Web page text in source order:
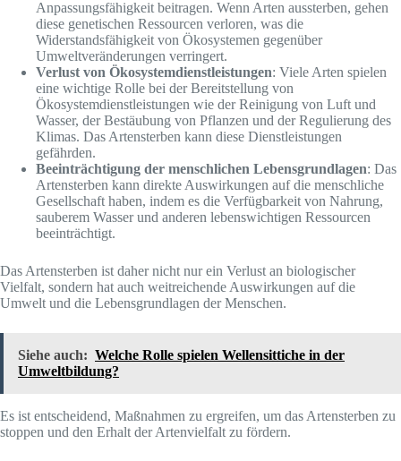
Anpassungsfähigkeit beitragen. Wenn Arten aussterben, gehen
diese genetischen Ressourcen verloren, was die
Widerstandsfähigkeit von Ökosystemen gegenüber
Umweltveränderungen verringert.
Verlust von Ökosystemdienstleistungen: Viele Arten spielen
eine wichtige Rolle bei der Bereitstellung von
Ökosystemdienstleistungen wie der Reinigung von Luft und
Wasser, der Bestäubung von Pflanzen und der Regulierung des
Klimas. Das Artensterben kann diese Dienstleistungen
gefährden.
Beeinträchtigung der menschlichen Lebensgrundlagen: Das
Artensterben kann direkte Auswirkungen auf die menschliche
Gesellschaft haben, indem es die Verfügbarkeit von Nahrung,
sauberem Wasser und anderen lebenswichtigen Ressourcen
beeinträchtigt.
Das Artensterben ist daher nicht nur ein Verlust an biologischer
Vielfalt, sondern hat auch weitreichende Auswirkungen auf die
Umwelt und die Lebensgrundlagen der Menschen.
Siehe auch: Welche Rolle spielen Wellensittiche in der
Umweltbildung?
Es ist entscheidend, Maßnahmen zu ergreifen, um das Artensterben zu
stoppen und den Erhalt der Artenvielfalt zu fördern.